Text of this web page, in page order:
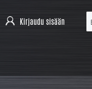
Kirjaudu sisään